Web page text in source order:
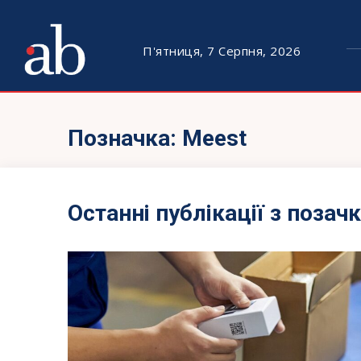
П'ятниця, 7 Серпня, 2026
Позначка: Meest
Останні публікації з